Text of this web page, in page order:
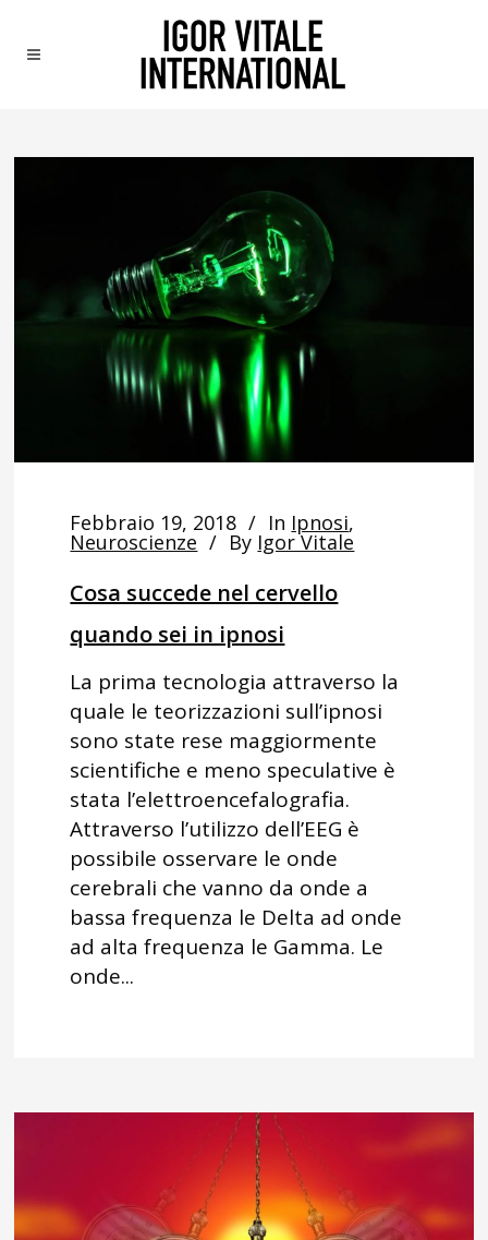
Febbraio 19, 2018 In Ipnosi,
Neuroscienze By Igor Vitale
Cosa succede nel cervello
quando sei in ipnosi
La prima tecnologia attraverso la
quale le teorizzazioni sull’ipnosi
sono state rese maggiormente
scientifiche e meno speculative è
stata l’elettroencefalografia.
Attraverso l’utilizzo dell’EEG è
possibile osservare le onde
cerebrali che vanno da onde a
bassa frequenza le Delta ad onde
ad alta frequenza le Gamma. Le
onde...